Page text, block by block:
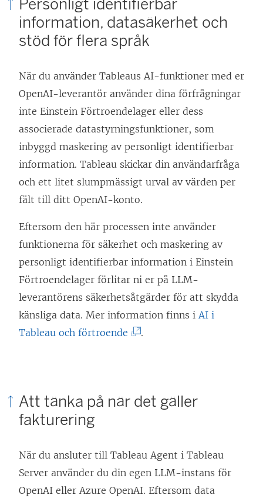
n
y
t
f
ö
n
s
t
e
r
)
t
n
y
t
f
ö
n
s
t
e
Personligt identifierbar
information, datasäkerhet och
stöd för flera språk
När du använder Tableaus AI-funktioner med er
OpenAI-leverantör använder dina förfrågningar
inte Einstein Förtroendelager eller dess
associerade datastyrningsfunktioner, som
inbyggd maskering av personligt identifierbar
information. Tableau skickar din användarfråga
och ett litet slumpmässigt urval av värden per
fält till ditt OpenAI-konto.
Eftersom den här processen inte använder
funktionerna för säkerhet och maskering av
personligt identifierbar information i Einstein
Förtroendelager förlitar ni er på LLM-
leverantörens säkerhetsåtgärder för att skydda
känsliga data. Mer information finns iAI i
Tableau och förtroende
k
ö
p
p
.
Att tänka på när det gäller
fakturering
När du ansluter till Tableau Agent i Tableau
Server använder du din egen LLM-instans för
OpenAI eller Azure OpenAI. Eftersom data